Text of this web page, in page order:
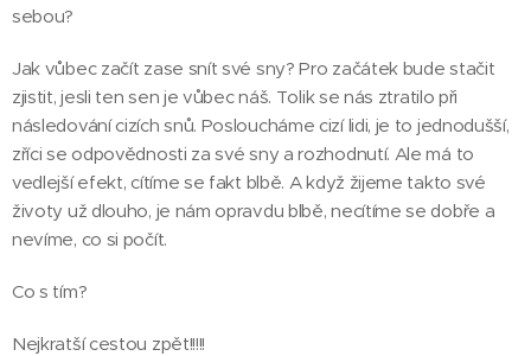
sebou?
Jak vůbec začít zase snít své sny? Pro začátek bude stačit
zjistit, jesli ten sen je vůbec náš. Tolik se nás ztratilo při
následování cizích snů. Posloucháme cizí lidi, je to jednodušší,
zříci se odpovědnosti za své sny a rozhodnutí. Ale má to
vedlejší efekt, cítíme se fakt blbě. A když žijeme takto své
životy už dlouho, je nám opravdu blbě, necítíme se dobře a
nevíme, co si počít.
Co s tím?
Nejkratší cestou zpět!!!!!